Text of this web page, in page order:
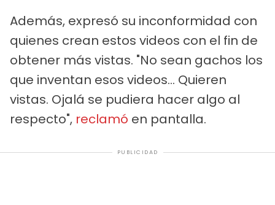
Además, expresó su inconformidad con
quienes crean estos videos con el fin de
obtener más vistas. "No sean gachos los
que inventan esos videos... Quieren
vistas. Ojalá se pudiera hacer algo al
respecto", reclamó en pantalla.
PUBLICIDAD